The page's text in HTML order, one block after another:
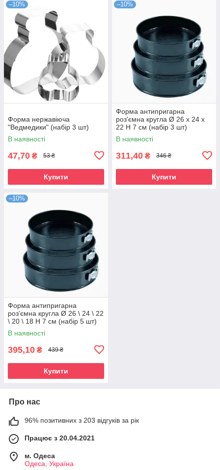
–10%
Форма нержавіюча
"Ведмедики" (набір 3 шт)
В наявності
47,70 ₴ 53 ₴
Купити
–10%
Форма антипригарна
роз'ємна кругла Ø 26 х 24 х
22 Н 7 см (набір 3 шт)
В наявності
311,40 ₴ 346 ₴
Купити
–10%
Форма антипригарна
роз'ємна кругла Ø 26 \ 24 \ 22
\ 20 \ 18 Н 7 см (набір 5 шт)
В наявності
395,10 ₴ 439 ₴
Купити
Про нас
96% позитивних з 203 відгуків за рік
Працює з 20.04.2021
м. Одеса
Одеса, Україна